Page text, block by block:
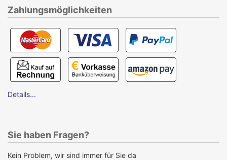
Zahlungsmöglichkeiten
Details...
Sie haben Fragen?
Kein Problem, wir sind immer für Sie da